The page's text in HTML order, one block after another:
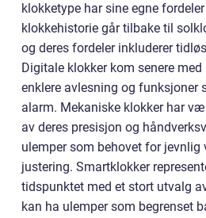
klokketype har sine egne
klokkehistorie går tilbake til
og deres fordeler inkluderer
Digitale klokker kom senere
enklere avlesning og funksjoner
alarm. Mekaniske klokker har
av deres presisjon og
ulemper som behovet for jevnlig
justering. Smartklokker
tidspunktet med et stort utvalg
kan ha ulemper som begrenset